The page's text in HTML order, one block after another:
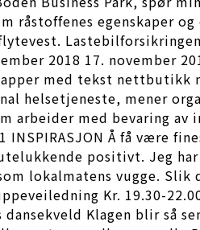
råstoffenes egenskaper
2018 17. november
med tekst nettbutikk
helsetjeneste, mener
arbeider med bevaring
INSPIRASJON Å få være
positivt. Jeg
lokalmatens vugge.
Kr. 19.30-
dansekveld Klagen blir så